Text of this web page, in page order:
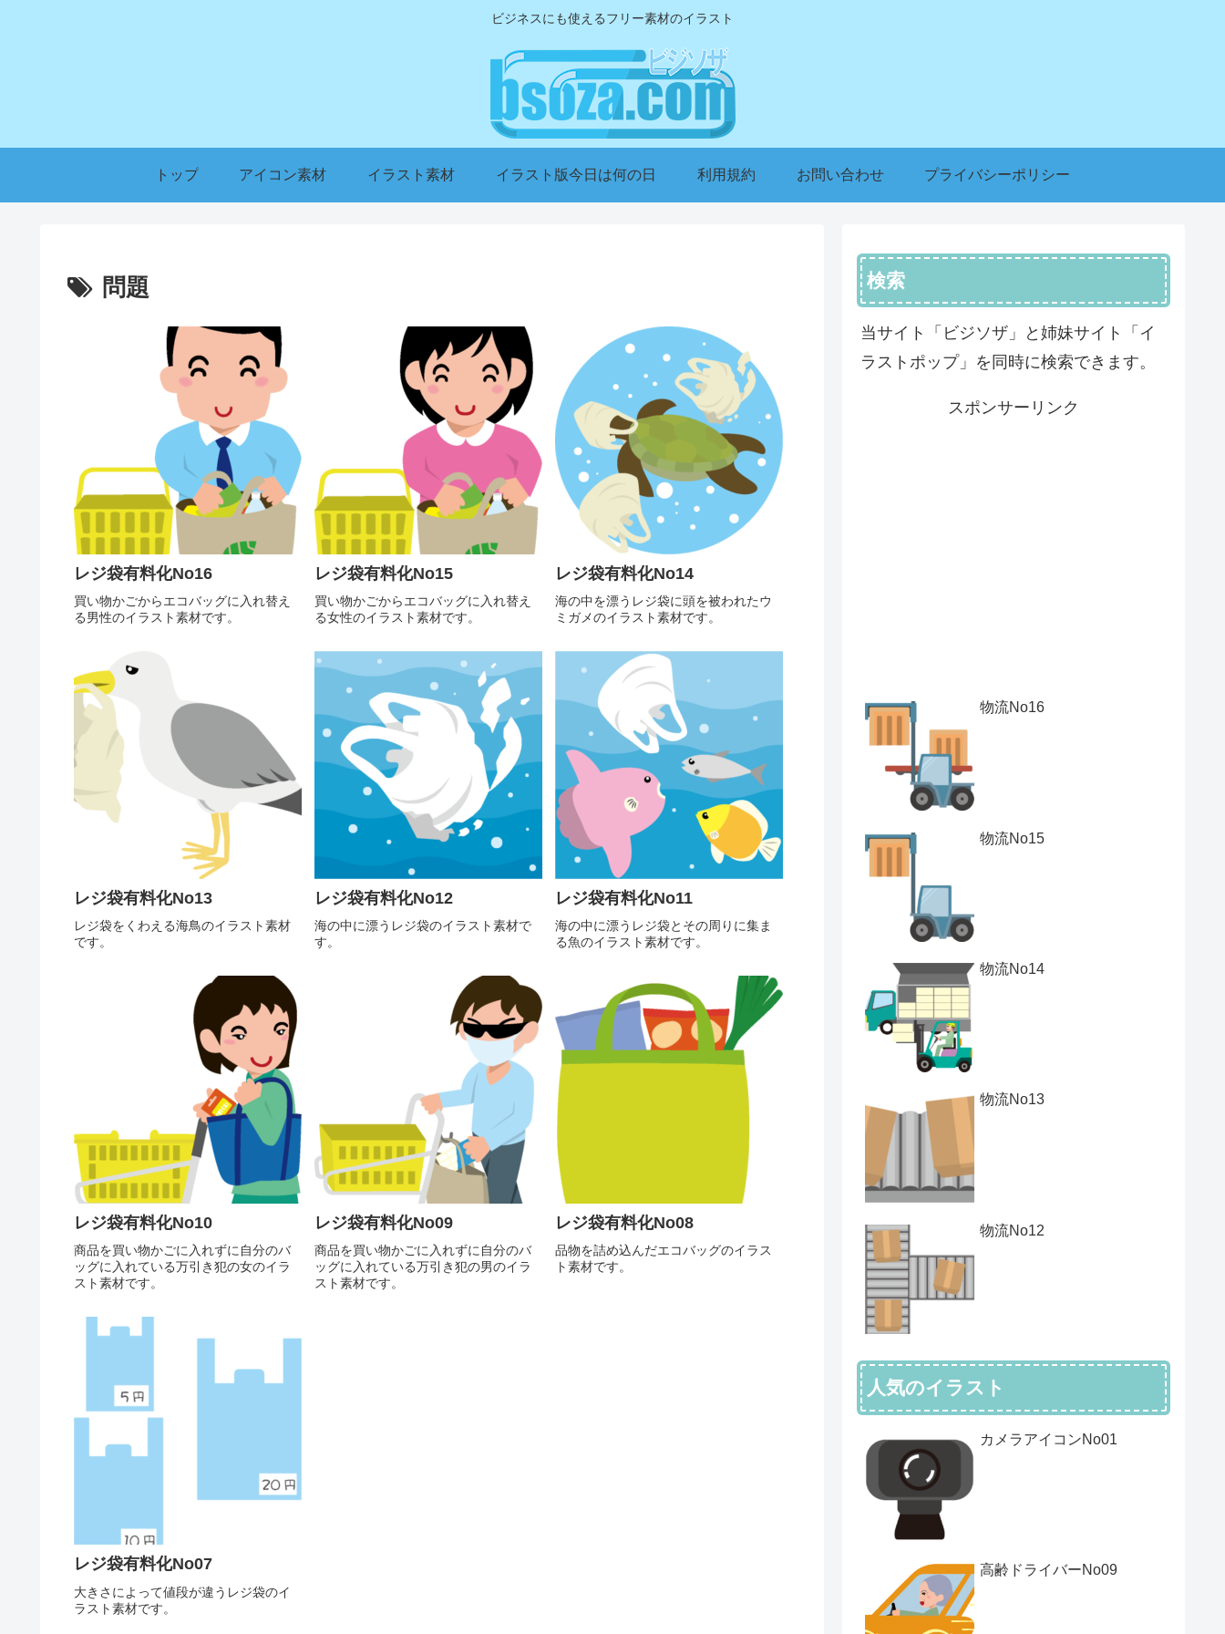
ビジネスにも使えるフリー素材のイラスト
トップ アイコン素材 イラスト素材 イラスト版今日は何の日 利用規約 お問い合わせ プライバシーポリシー
問題
レジ袋有料化No16
買い物かごからエコバッグに入れ替え
る男性のイラスト素材です。
レジ袋有料化No15
買い物かごからエコバッグに入れ替え
る女性のイラスト素材です。
レジ袋有料化No14
海の中を漂うレジ袋に頭を被われたウ
ミガメのイラスト素材です。
レジ袋有料化No13
レジ袋をくわえる海鳥のイラスト素材
です。
レジ袋有料化No12
海の中に漂うレジ袋のイラスト素材で
す。
レジ袋有料化No11
海の中に漂うレジ袋とその周りに集ま
る魚のイラスト素材です。
レジ袋有料化No10
商品を買い物かごに入れずに自分のバ
ッグに入れている万引き犯の女のイラ
スト素材です。
レジ袋有料化No09
商品を買い物かごに入れずに自分のバ
ッグに入れている万引き犯の男のイラ
スト素材です。
レジ袋有料化No08
品物を詰め込んだエコバッグのイラス
ト素材です。
レジ袋有料化No07
大きさによって値段が違うレジ袋のイ
ラスト素材です。
検索
当サイト「ビジソザ」と姉妹サイト「イ
ラストポップ」を同時に検索できます。
スポンサーリンク
物流No16
物流No15
物流No14
物流No13
物流No12
人気のイラスト
カメラアイコンNo01
高齢ドライバーNo09